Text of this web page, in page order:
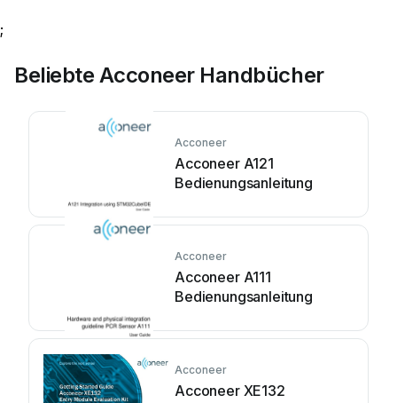
;
Beliebte Acconeer Handbücher
Acconeer
Acconeer A121
Bedienungsanleitung
Acconeer
Acconeer A111
Bedienungsanleitung
Acconeer
Acconeer XE132